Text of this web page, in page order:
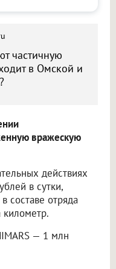
частичную
в Омской и
вражескую
действиях
в сутки,
составе отряда
— 1 млн